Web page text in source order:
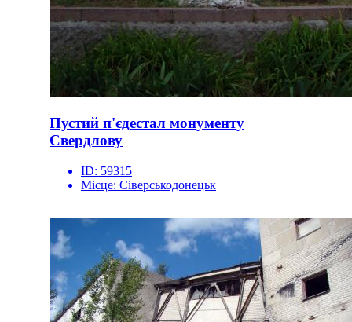
Пустий п'єдестал монументу
Свердлову
ID: 59315
Місце: Сіверськодонецьк